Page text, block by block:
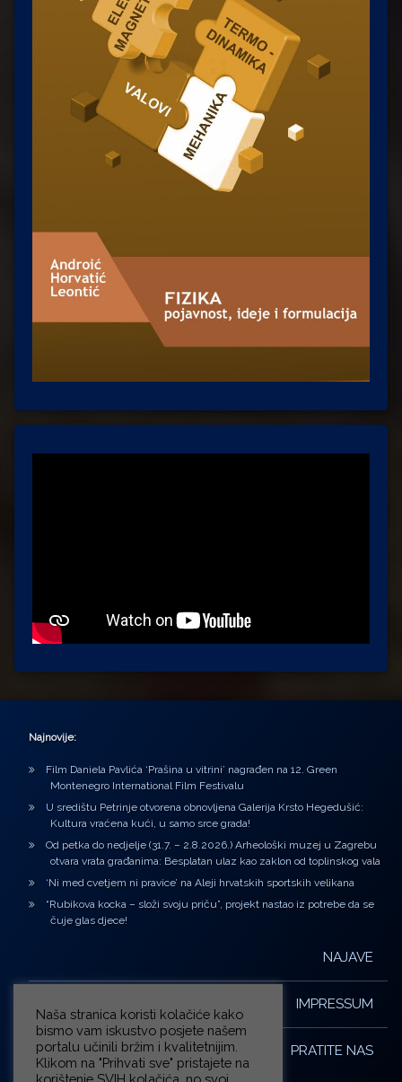
Najnovije:
Film Daniela Pavlića ‘Prašina u vitrini’ nagrađen na 12. Green
Montenegro International Film Festivalu
U središtu Petrinje otvorena obnovljena Galerija Krsto Hegedušić:
Kultura vraćena kući, u samo srce grada!
Od petka do nedjelje (31.7. – 2.8.2026.) Arheološki muzej u Zagrebu
otvara vrata građanima: Besplatan ulaz kao zaklon od toplinskog vala
‘Ni med cvetjem ni pravice’ na Aleji hrvatskih sportskih velikana
“Rubikova kocka – složi svoju priču”, projekt nastao iz potrebe da se
čuje glas djece!
NAJAVE
IMPRESSUM
PRATITE NAS
Naša stranica koristi kolačiće kako
bismo vam iskustvo posjete našem
portalu učinili bržim i kvalitetnijim.
Klikom na "Prihvati sve" pristajete na
korištenje SVIH kolačića, no svoj